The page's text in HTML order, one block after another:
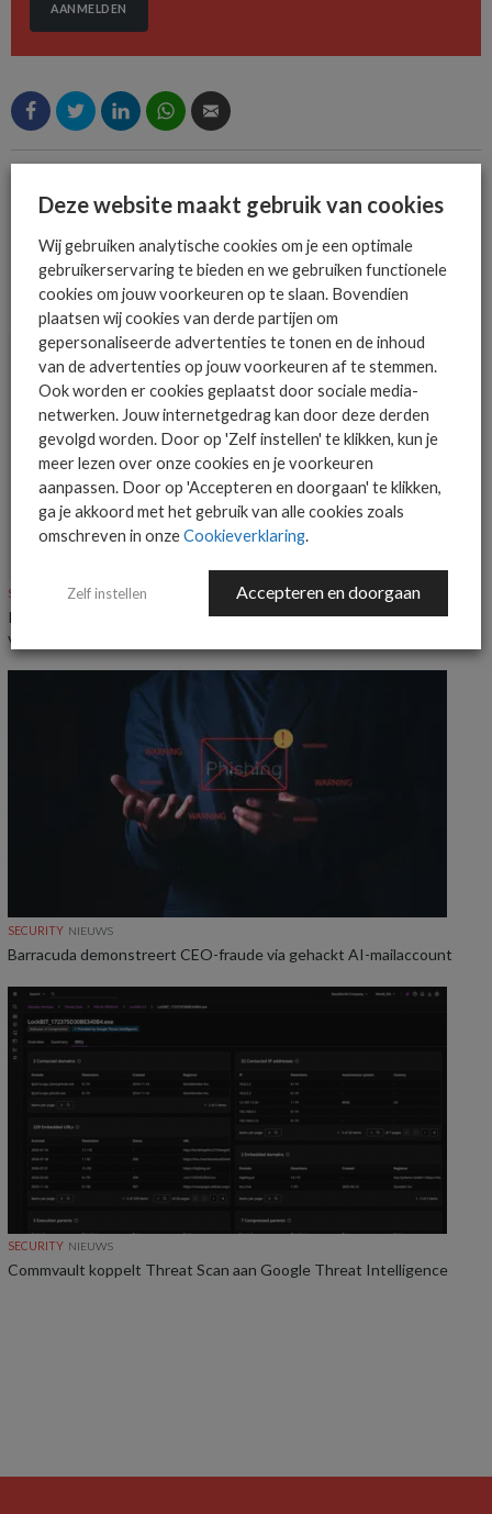
AANMELDEN
KPN SASE KPN
MEER SECURITY NIEUWS
SECURITY ACHTERGROND
Identity & access management ontpopt zich als nieuwe groeimarkt
voor MSP’s
SECURITY NIEUWS
Barracuda demonstreert CEO-fraude via gehackt AI-mailaccount
SECURITY NIEUWS
Commvault koppelt Threat Scan aan Google Threat Intelligence
Deze website maakt gebruik van cookies
Wij gebruiken analytische cookies om je een optimale
gebruikerservaring te bieden en we gebruiken functionele
cookies om jouw voorkeuren op te slaan. Bovendien
plaatsen wij cookies van derde partijen om
gepersonaliseerde advertenties te tonen en de inhoud
van de advertenties op jouw voorkeuren af te stemmen.
Ook worden er cookies geplaatst door sociale media-
netwerken. Jouw internetgedrag kan door deze derden
gevolgd worden. Door op 'Zelf instellen' te klikken, kun je
meer lezen over onze cookies en je voorkeuren
aanpassen. Door op 'Accepteren en doorgaan' te klikken,
ga je akkoord met het gebruik van alle cookies zoals
omschreven in onzeCookieverklaring.
Zelf instellen Accepteren en doorgaan